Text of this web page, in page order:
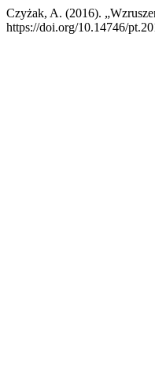
Czyżak, A. (2016).
https://doi.org/10.14746/